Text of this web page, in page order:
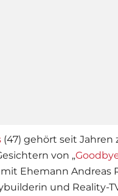
(47) gehört seit Jahren
von „
Ehemann Andreas
und Reality-